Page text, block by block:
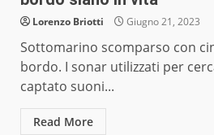
Lorenzo Briotti Giugno 21, 2023
Sottomarino scomparso con
bordo. I sonar utilizzati per
captato suoni...
Read More